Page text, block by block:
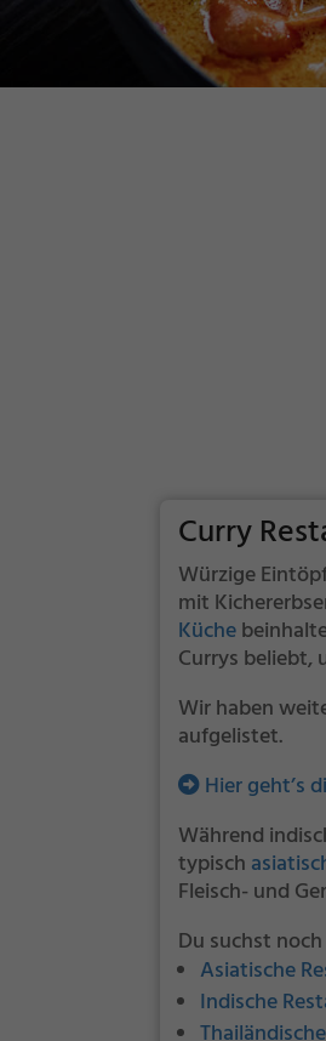
Curry
Würzige
mit
Küche
Currys beliebt,
Wir haben
aufgelistet.
Hier geht’s
Während
typisch
Fleisch- und
Du suchst
Asiatische
Indische